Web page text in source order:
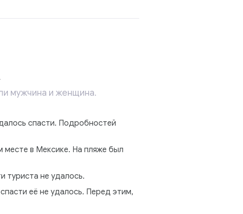
мужчина и женщина.
спасти. Подробностей
месте в Мексике. На пляже был
туриста не удалось.
её не удалось. Перед этим,